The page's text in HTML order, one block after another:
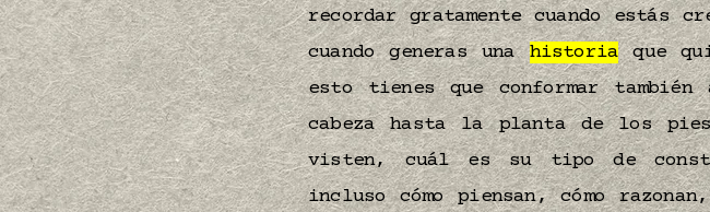
recordar gratamente cuando estás
cuando generas unahistoriaque
esto tienes que conformar
cabeza hasta la planta de los
visten, cuál es su tipo de
incluso cómo piensan, cómo